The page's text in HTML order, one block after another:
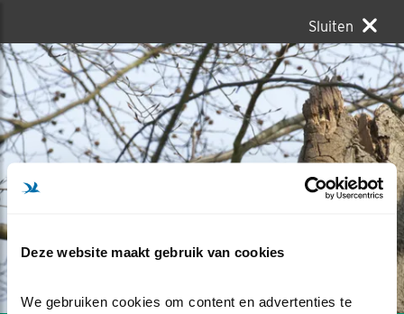
Deze website maakt gebruik van cookies
We gebruiken cookies om content en advertenties te
Sluiten